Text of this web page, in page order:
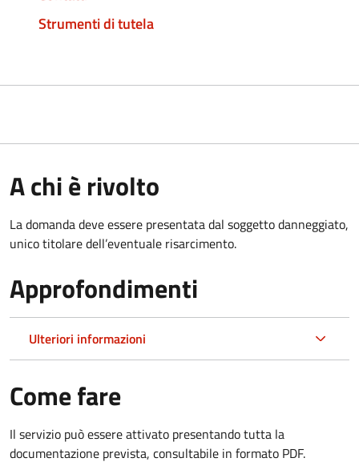
Strumenti di tutela
A chi è rivolto
La domanda deve essere presentata dal soggetto danneggiato,
unico titolare dell’eventuale risarcimento.
Approfondimenti
Ulteriori informazioni
Come fare
Il servizio può essere attivato presentando tutta la
documentazione prevista, consultabile in formato PDF.